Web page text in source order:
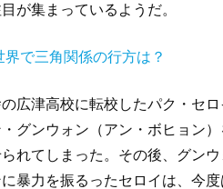
が集まっているようだ。
で三角関係の行方は？
広津高校に転校したパク・セロ
グンウォン（アン・ボヒョン
れてしまった。その後、グンウ
暴力を振るったセロイは、今